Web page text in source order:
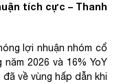
tích cực – Thanh
lợi nhuận nhóm cổ
2026 và 16% YoY
về vùng hấp dẫn khi